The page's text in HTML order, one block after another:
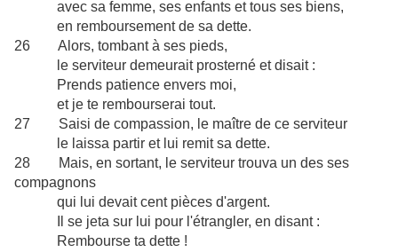
avec sa femme, ses enfants et tous ses biens,
en remboursement de sa dette.
26 Alors, tombant à ses pieds,
le serviteur demeurait prosterné et disait :
Prends patience envers moi,
et je te rembourserai tout.
27 Saisi de compassion, le maître de ce serviteur
le laissa partir et lui remit sa dette.
28 Mais, en sortant, le serviteur trouva un des ses
compagnons
qui lui devait cent pièces d'argent.
Il se jeta sur lui pour l'étrangler, en disant :
Rembourse ta dette !